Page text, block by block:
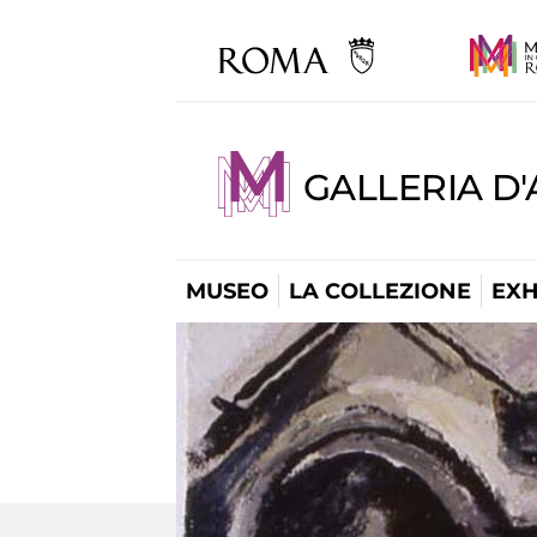
GALLERIA
MUSEO LA COLLEZIONE